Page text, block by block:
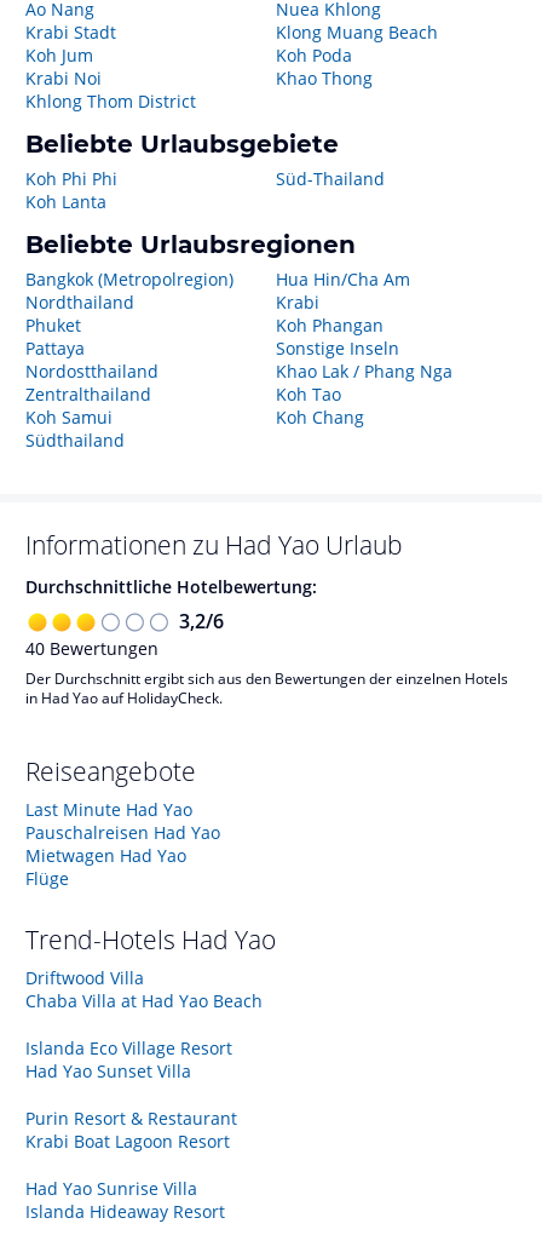
Ao Nang
Krabi Stadt
Koh Jum
Krabi Noi
Khlong Thom District
Nuea Khlong
Klong Muang Beach
Koh Poda
Khao Thong
Beliebte Urlaubsgebiete
Koh Phi Phi
Koh Lanta
Süd-Thailand
Beliebte Urlaubsregionen
Bangkok (Metropolregion)
Nordthailand
Phuket
Pattaya
Nordostthailand
Zentralthailand
Koh Samui
Südthailand
Hua Hin/Cha Am
Krabi
Koh Phangan
Sonstige Inseln
Khao Lak / Phang Nga
Koh Tao
Koh Chang
Informationen zu Had Yao Urlaub
Durchschnittliche Hotelbewertung:
3,2/6
40 Bewertungen
Der Durchschnitt ergibt sich aus den Bewertungen der einzelnen Hotels
in Had Yao auf HolidayCheck.
Reiseangebote
Last Minute Had Yao
Pauschalreisen Had Yao
Mietwagen Had Yao
Flüge
Trend-Hotels Had Yao
Driftwood Villa
Chaba Villa at Had Yao Beach
Islanda Eco Village Resort
Had Yao Sunset Villa
Purin Resort & Restaurant
Krabi Boat Lagoon Resort
Had Yao Sunrise Villa
Islanda Hideaway Resort